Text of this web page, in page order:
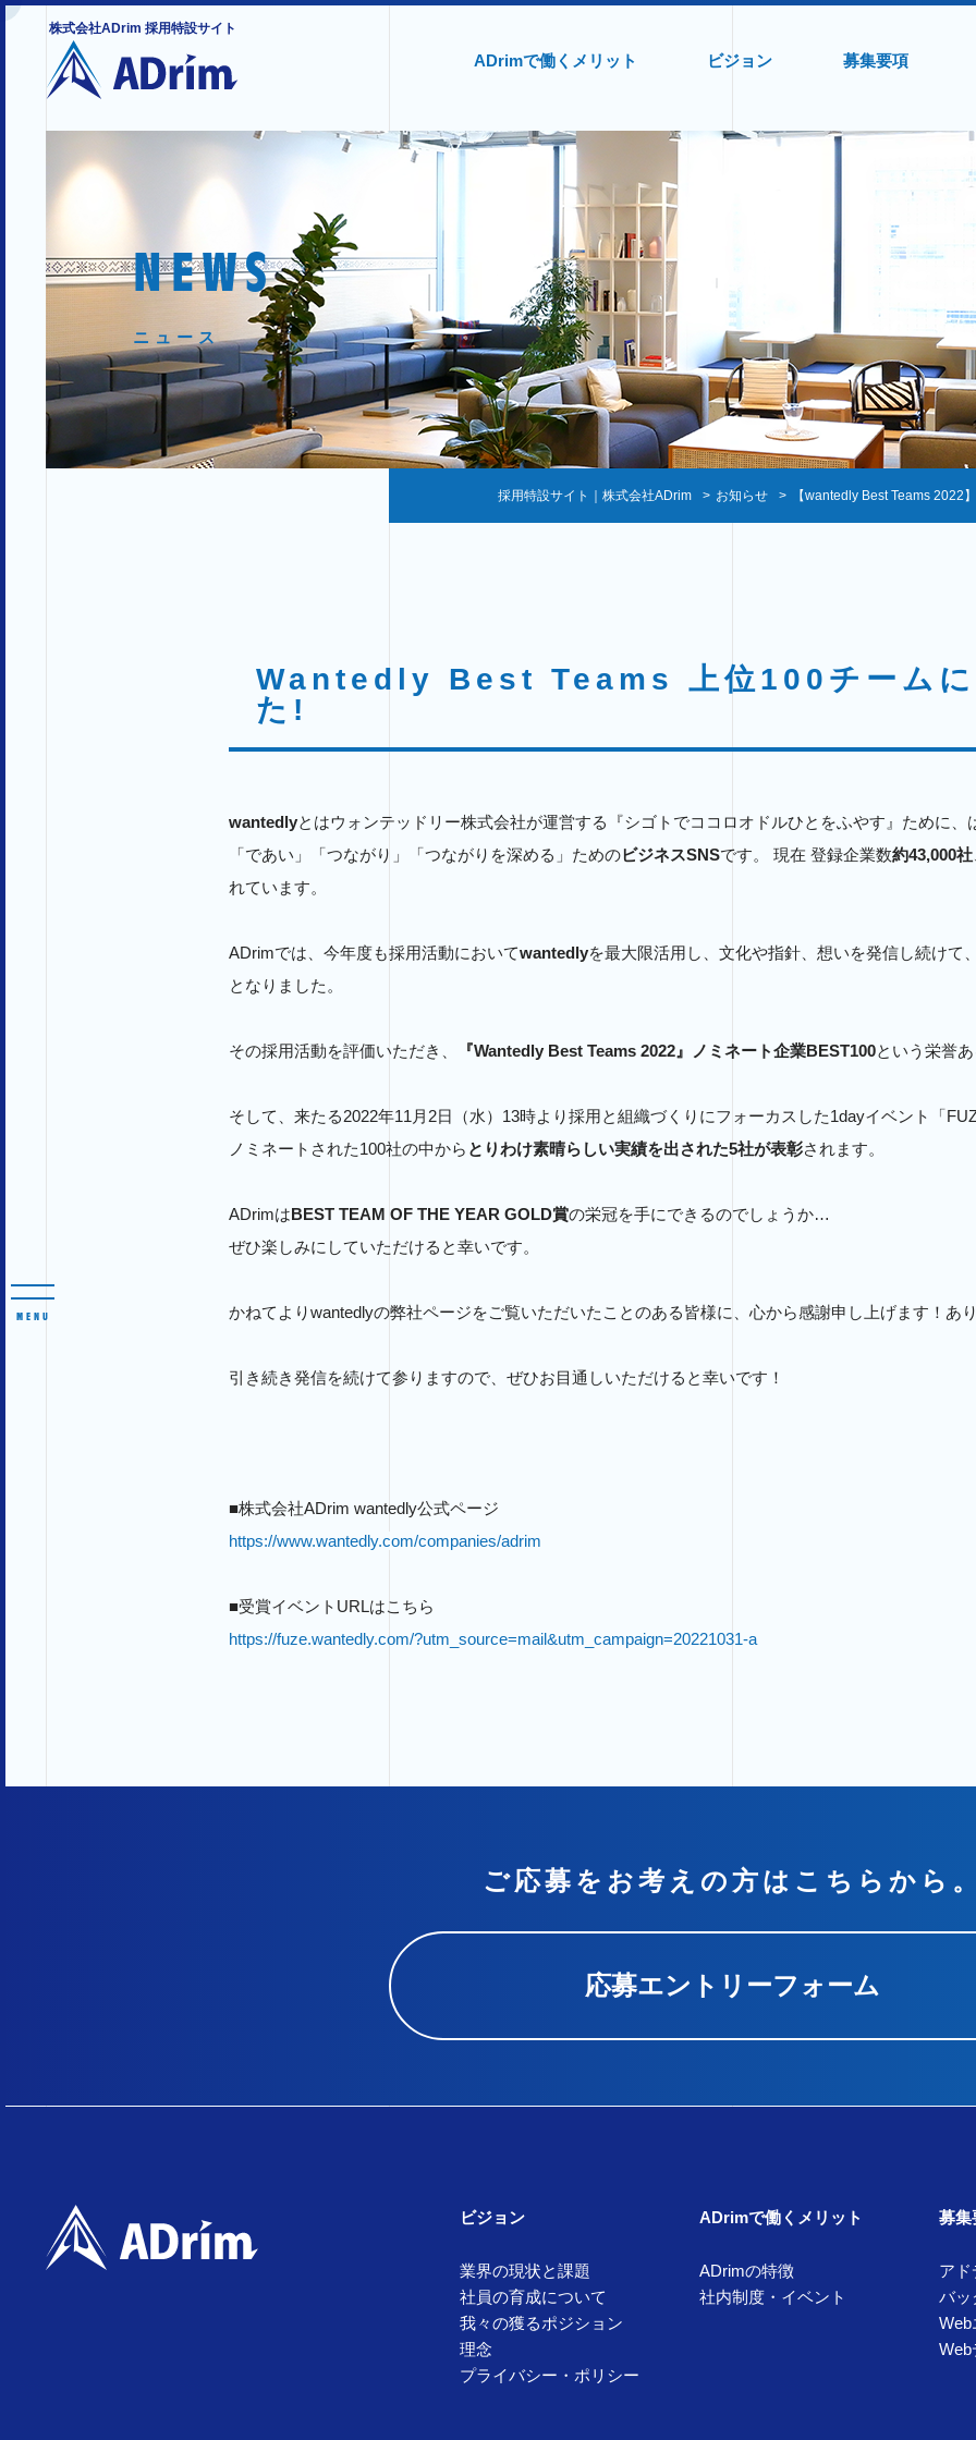
株式会社ADrim 採用特設サイト
ADrimで働くメリット ビジョン 募集要項
MENU
NEWS
ニュース
採用特設サイト｜株式会社ADrim > お知らせ > 【wantedly Best Teams 2022
Wantedly Best Teams 上位100チームに
た!
wantedlyとはウォンテッドリー株式会社が運営する『シゴトでココロオドルひとをふやす』ために、
「であい」「つながり」「つながりを深める」ためのビジネスSNSです。 現在 登録企業数約43,000社
れています。
ADrimでは、今年度も採用活動においてwantedlyを最大限活用し、文化や指針、想いを発信し続けて
となりました。
その採用活動を評価いただき、 『Wantedly Best Teams 2022』ノミネート企業BEST100という栄誉
そして、来たる2022年11月2日（水）13時より採用と組織づくりにフォーカスした1dayイベント「
ノミネートされた100社の中から とりわけ素晴らしい実績を出された5社が表彰されます。
ADrimはBEST TEAM OF THE YEAR GOLD賞の栄冠を手にできるのでしょうか…
ぜひ楽しみにしていただけると幸いです。
かねてよりwantedlyの弊社ページをご覧いただいたことのある皆様に、心から感謝申し上げます！あ
引き続き発信を続けて参りますので、ぜひお目通しいただけると幸いです！
■株式会社ADrim wantedly公式ページ
https://www.wantedly.com/companies/adrim
■受賞イベントURLはこちら
https://fuze.wantedly.com/?utm_source=mail&utm_campaign=20221031-a
ご応募をお考えの方はこちらから
応募エントリーフォーム
ビジョン
業界の現状と課題
社員の育成について
我々の獲るポジション
理念
ADrimで働くメリット
ADrimの特徴
社内制度・イベント
募集
ア
バッ
Web
Web
プライバシー・ポリシー